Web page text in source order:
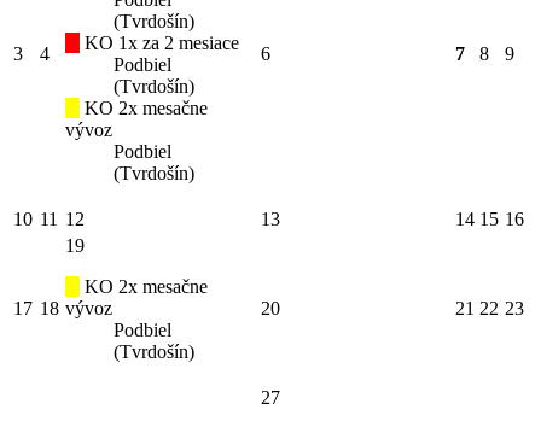
3 4
(Tvrdošín)
KO 1x za 2 mesiace
Podbiel
(Tvrdošín)
KO 2x mesačne
vývoz
Podbiel
(Tvrdošín)
6 7 8 9
10 11 12 13 14 15 16
17 18
19
KO 2x mesačne
vývoz
Podbiel
(Tvrdošín)
20 21 22 23
27